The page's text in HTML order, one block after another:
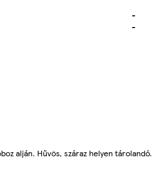
-
-
alján. Hűvös, száraz helyen tárolandó.